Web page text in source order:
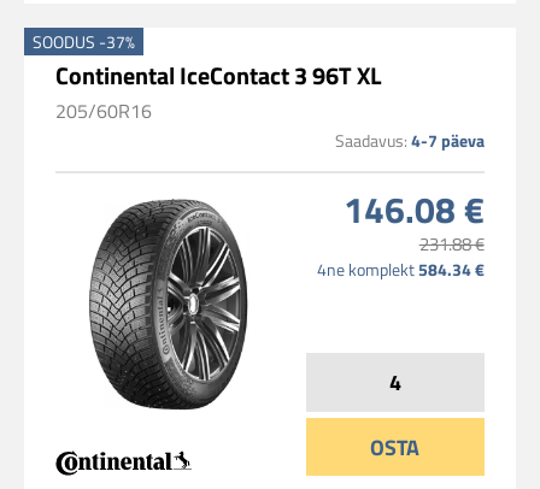
SOODUS -37%
Continental IceContact 3 96T XL
205/60R16
Saadavus: 4-7 päeva
146.08 €
231.88 €
4ne komplekt584.34 €
OSTA